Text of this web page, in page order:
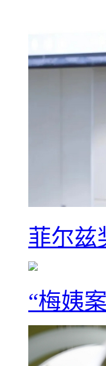
菲尔兹
“梅姨